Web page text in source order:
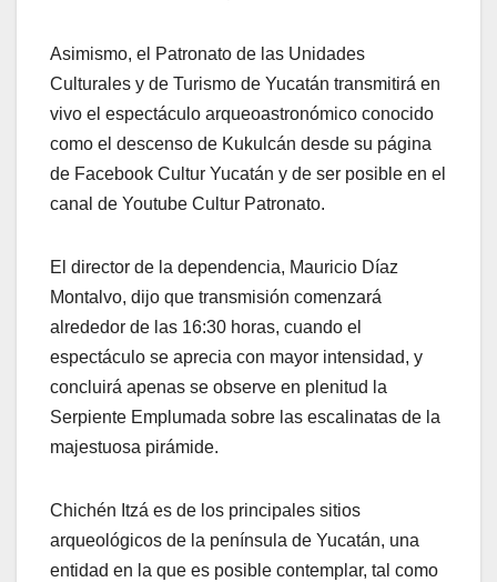
Asimismo, el Patronato de las Unidades
Culturales y de Turismo de Yucatán transmitirá en
vivo el espectáculo arqueoastronómico conocido
como el descenso de Kukulcán desde su página
de Facebook Cultur Yucatán y de ser posible en el
canal de Youtube Cultur Patronato.
El director de la dependencia, Mauricio Díaz
Montalvo, dijo que transmisión comenzará
alrededor de las 16:30 horas, cuando el
espectáculo se aprecia con mayor intensidad, y
concluirá apenas se observe en plenitud la
Serpiente Emplumada sobre las escalinatas de la
majestuosa pirámide.
Chichén Itzá es de los principales sitios
arqueológicos de la península de Yucatán, una
entidad en la que es posible contemplar, tal como